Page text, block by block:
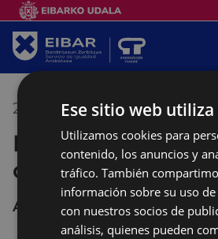
27/05/2021 10:00 -12:00
Empalabramiento:
castellano
Andretxea
Ese sitio web
Utilizamos cookies para
contenido, los anuncios y
tráfico. También
información sobre su uso
con nuestros socios de
análisis, quienes pueden